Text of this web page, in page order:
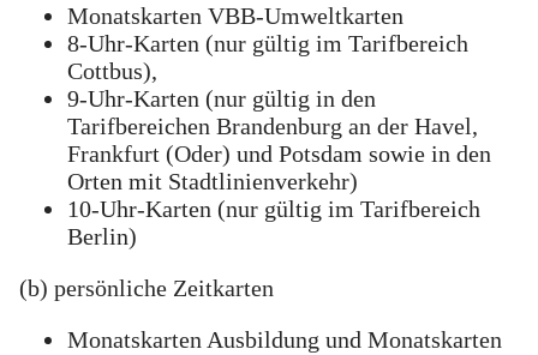
Monatskarten VBB-Umweltkarten
8-Uhr-Karten (nur gültig im Tarifbereich
Cottbus),
9-Uhr-Karten (nur gültig in den
Tarifbereichen Brandenburg an der Havel,
Frankfurt (Oder) und Potsdam sowie in den
Orten mit Stadtlinienverkehr)
10-Uhr-Karten (nur gültig im Tarifbereich
Berlin)
(b) persönliche Zeitkarten
Monatskarten Ausbildung und Monatskarten